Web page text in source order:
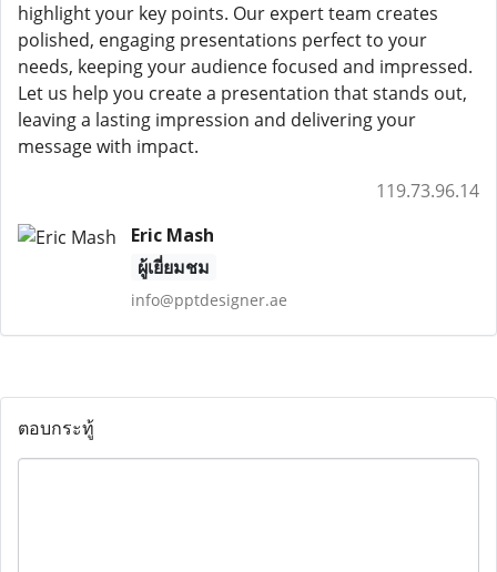
highlight your key points. Our expert team creates
polished, engaging presentations perfect to your
needs, keeping your audience focused and impressed.
Let us help you create a presentation that stands out,
leaving a lasting impression and delivering your
message with impact.
119.73.96.14
Eric Mash
ผู้เยี่ยมชม
info@pptdesigner.ae
ตอบกระทู้